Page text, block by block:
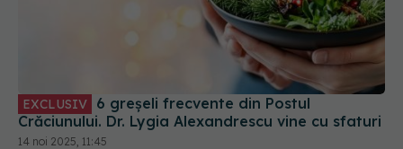
EXCLUSIV
Crăciunului. Dr. Lygia Alexandrescu vine cu sfaturi
14 noi 2025, 11:45